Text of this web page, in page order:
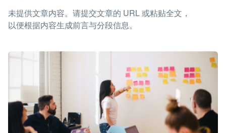
未提供文章内容。请提交文章的 URL 或粘贴全文，
以便根据内容生成前言与分段信息。